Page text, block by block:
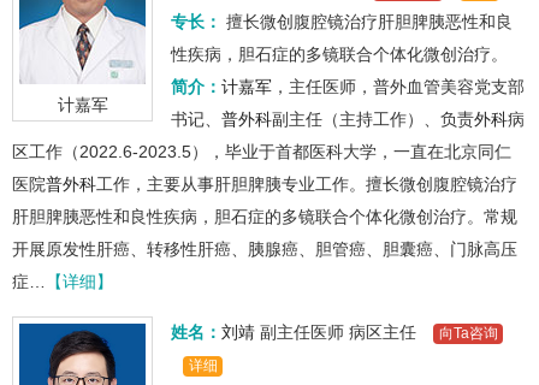
计嘉军
专长： 擅长微创腹腔镜治疗肝胆脾胰恶性和良
性疾病，胆石症的多镜联合个体化微创治疗。
简介： 计嘉军 ，主任医师，普外血管美容党支部
书记、 普外科副主任（主持工作）、负责外科病
区工作（2022.6-2023.5），毕业于首都医科大学，一直在北京同仁
医院普外科工作，主要从事肝胆脾胰专业工作。擅长微创腹腔镜治疗
肝胆脾胰恶性和良性疾病，胆石症的多镜联合个体化微创治疗。常规
开展原发性肝癌、转移性肝癌、胰腺癌、胆管癌、胆囊癌、门脉高压
症…
【详细】
姓名： 刘靖 副主任医师 病区主任
向Ta咨询
详细